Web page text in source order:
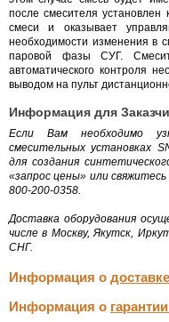
после смесителя установлен
смеси и оказывает
необходимости изменения в
паровой фазы СУГ.
автоматического контроля
выводом на пульт
Информация для
Если Вам необходимо
смесительных установках
для создания
«запрос цены» или
800-200-0358.
Доставка оборудования
числе в Москву, Якутск,
СНГ.
Информация о
Информация о